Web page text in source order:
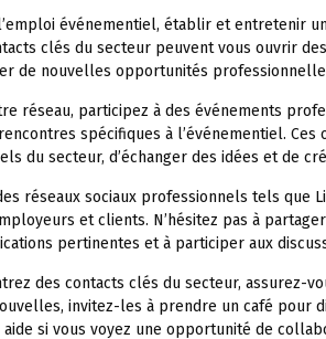
événementiel, établir et entretenir
clés du secteur peuvent vous ouvrir
de nouvelles opportunités
réseau, participez à des événements
spécifiques à l’événementiel.
du secteur, d’échanger des idées et de
réseaux sociaux professionnels tels que
et clients. N’hésitez pas à
pertinentes et à participer aux
des contacts clés du secteur, assurez-
invitez-les à prendre un café pour
si vous voyez une opportunité de